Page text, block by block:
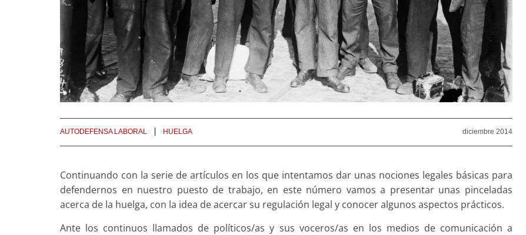
diciembre 2014
AUTODEFENSA LABORAL HUELGA
Continuando con la serie de artículos en los que intentamos dar unas nociones legales básicas para
defendernos en nuestro puesto de trabajo, en este número vamos a presentar unas pinceladas
acerca de la huelga, con la idea de acercar su regulación legal y conocer algunos aspectos prácticos.
Ante los continuos llamados de políticos/as y sus voceros/as en los medios de comunicación a